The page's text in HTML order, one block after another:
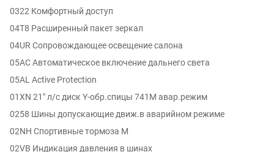
0322 Комфортный доступ
04T8 Расширенный пакет зеркал
04UR Сопровождающее освещение салона
05AC Автоматическое включение дальнего света
05AL Active Protection
01XN 21" л/с диск Y-обр.спицы 741M авар.режим
0258 Шины допускающие движ.в аварийном режиме
02NH Спортивные тормоза M
02VB Индикация давления в шинах